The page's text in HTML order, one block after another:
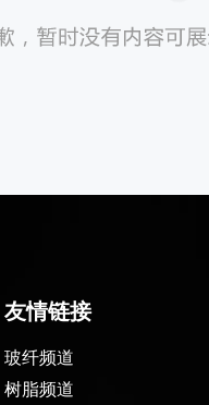
友情链接
玻纤频道
树脂频道